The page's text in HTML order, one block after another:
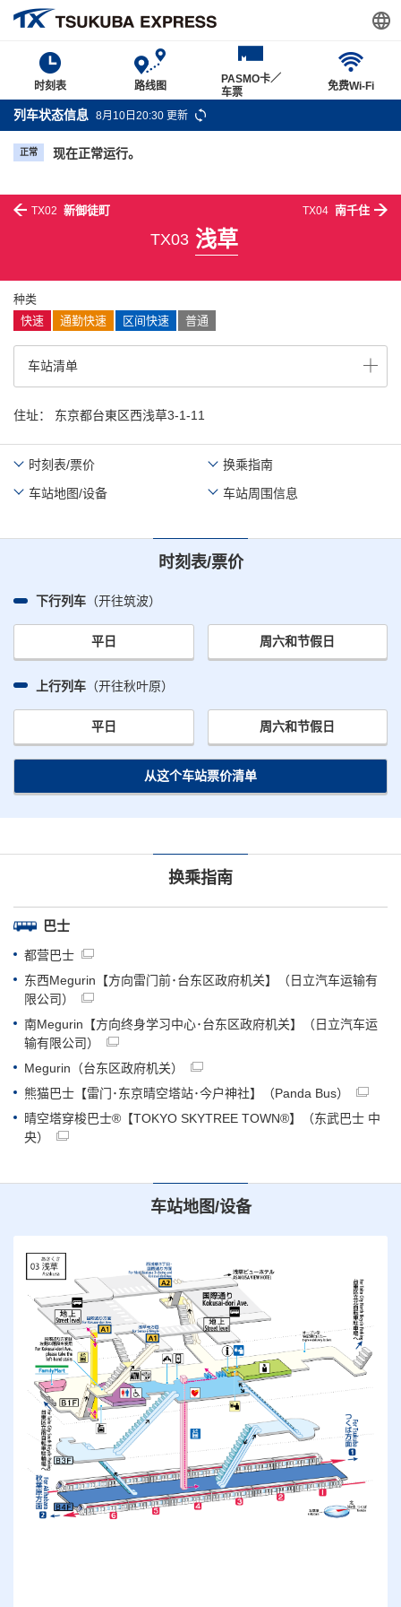
时刻表 路线图
PASMO卡／
车票
免费Wi-Fi
列车状态信息 8月10日20:30 更新
正常 现在正常运行。
TX02 新御徒町 TX04 南千住
TX03 浅草
种类
快速
通勤快速 区间快速 普通
车站清单
住址 东京都台東区西浅草3-1-11
时刻表/票价
换乘指南
车站地图/设备
车站周围信息
时刻表/票价
下行列车 （开往筑波）
平日 周六和节假日
上行列车 （开往秋叶原）
平日 周六和节假日
从这个车站票价清单
换乘指南
巴士
都营巴士
东西Megurin【方向雷门前･台东区政府机关】（日立汽车运输有
限公司）
南Megurin【方向终身学习中心･台东区政府机关】（日立汽车运
输有限公司）
Megurin（台东区政府机关）
熊猫巴士【雷门･东京晴空塔站･今户神社】（Panda Bus）
晴空塔穿梭巴士®【TOKYO SKYTREE TOWN®】（东武巴士 中
央）
车站地图/设备